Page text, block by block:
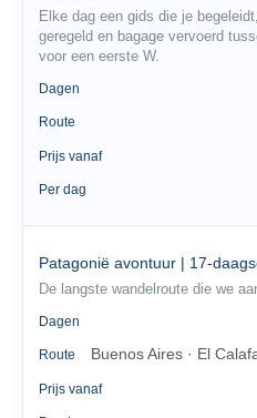
Elke dag een gids die je
geregeld en bagage vervoerd
voor een eerste W.
Dagen
Route
Prijs vanaf
Per dag
Patagonië avontuur | 17-
De langste wandelroute die we
Dagen
Route Buenos Aires · El
Prijs vanaf